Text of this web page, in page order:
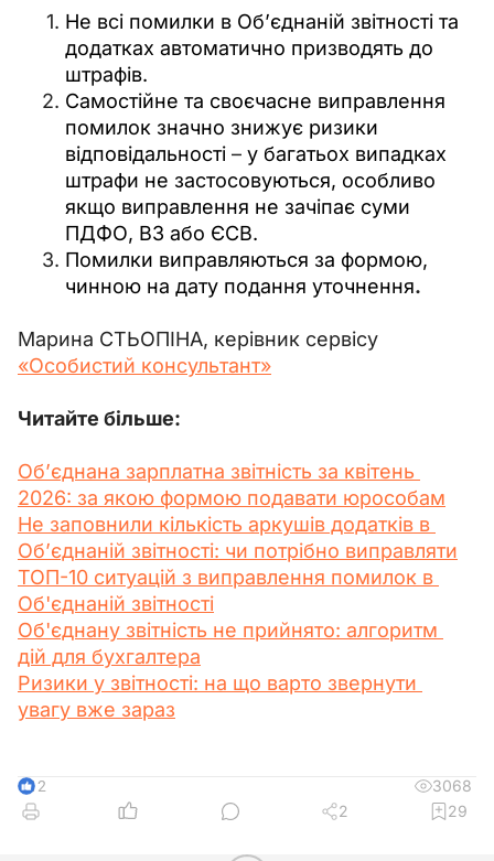
Не всі помилки в Об’єднаній звітності та
додатках автоматично призводять до
штрафів.
Самостійне та своєчасне виправлення
помилок значно знижує ризики
відповідальності – у багатьох випадках
штрафи не застосовуються, особливо
якщо виправлення не зачіпає суми
ПДФО, ВЗ або ЄСВ.
Помилки виправляються за формою,
чинною на дату подання уточнення.
Марина СТЬОПІНА, керівник сервісу
«Особистий консультант»
Читайте більше:
Об’єднана зарплатна звітність за квітень
2026: за якою формою подавати юрособам
Не заповнили кількість аркушів додатків в
Об’єднаній звітності: чи потрібно виправляти
ТОП-10 ситуацій з виправлення помилок в
Об'єднаній звітності
Об'єднану звітність не прийнято: алгоритм
дій для бухгалтера
Ризики у звітності: на що варто звернути
увагу вже зараз
12
3068
2
29